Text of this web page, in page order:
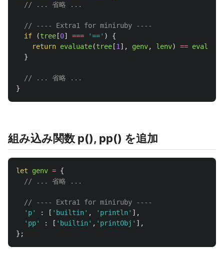
// ... 省略 ...
// ---- Extra1 for miniruby ----
if
(tree [0] === '==' )
{
return evaluate(tree [1 ], genv, lenv) == evaluate
}
// ... 省略 ...
}
組み込み関数 p(), pp() を追加
let genv = {
// ... 省略 ...
// ---- Extra1 for miniruby ----
' p' : [ ' builtin' , ' println' ],
' pp' : [ ' builtin' , ' printObj ' ],
};